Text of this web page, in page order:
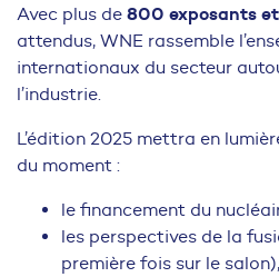
Avec plus de 800 exposants
attendus, WNE rassemble
internationaux du secteur
l’industrie.
L’édition 2025 mettra en
du moment :
le financement du
les perspectives de la
première fois sur le salon),